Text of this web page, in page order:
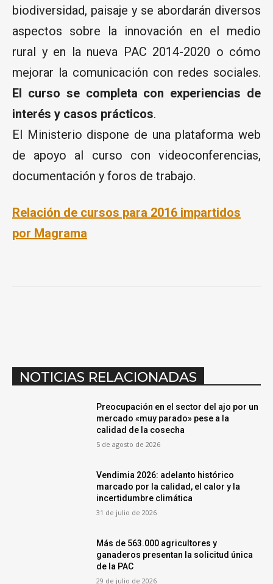
biodiversidad, paisaje y se abordarán diversos
aspectos sobre la innovación en el medio
rural y en la nueva PAC 2014-2020 o cómo
mejorar la comunicación con redes sociales.
El curso se completa con experiencias de
interés y casos prácticos.
El Ministerio dispone de una plataforma web
de apoyo al curso con videoconferencias,
documentación y foros de trabajo.
Relación de cursos para 2016 impartidos
por Magrama
NOTICIAS RELACIONADAS
Preocupación en el sector del ajo por un
mercado «muy parado» pese a la
calidad de la cosecha
5 de agosto de 2026
Vendimia 2026: adelanto histórico
marcado por la calidad, el calor y la
incertidumbre climática
31 de julio de 2026
Más de 563.000 agricultores y
ganaderos presentan la solicitud única
de la PAC
29 de julio de 2026